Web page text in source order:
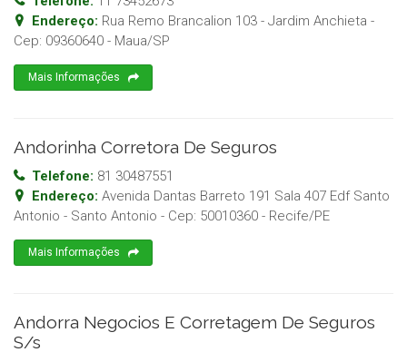
Endereço: Rua Remo Brancalion 103 - Jardim Anchieta -
Cep: 09360640 - Maua/SP
Mais Informações
Andorinha Corretora De Seguros
Telefone: 81 30487551
Endereço: Avenida Dantas Barreto 191 Sala 407 Edf Santo
Antonio - Santo Antonio - Cep: 50010360 - Recife/PE
Mais Informações
Andorra Negocios E Corretagem De Seguros
S/s